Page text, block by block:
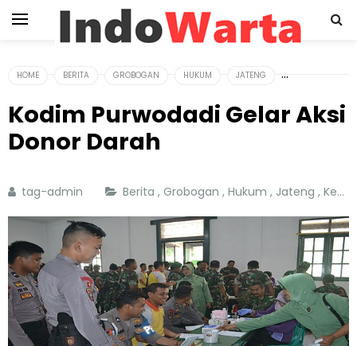
HOME BERITA GROBOGAN HUKUM JATENG
Kodim Purwodadi Gelar Aksi
Donor Darah
tag-admin Berita , Grobogan , Hukum , Jateng , Kesehatan